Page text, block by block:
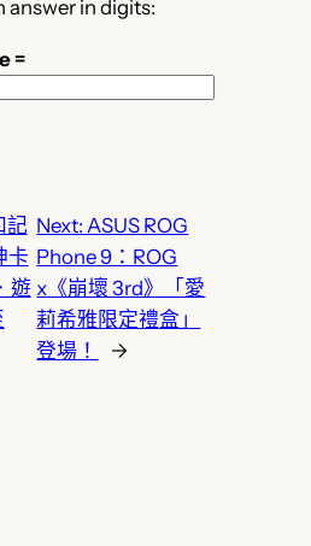
answer in digits:
=
記
卡
遊
Next:ASUS ROG
Phone 9：ROG
x《崩壞 3rd》「愛
莉希雅限定禮盒」
登場！
→